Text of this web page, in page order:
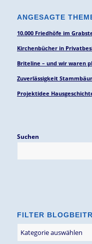
ANGESAGTE
10.000 Friedhöfe im
Kirchenbücher in
Briteline – und wir waren
Zuverlässigkeit
Projektidee
Suchen
FILTER
Filter
Blogbeiträge